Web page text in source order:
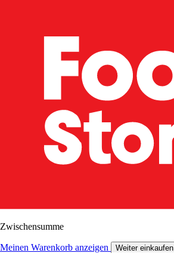
Zwischensumme
Meinen Warenkorb anzeigen Weiter einkaufen